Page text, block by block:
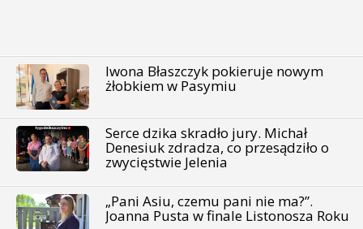
Iwona Błaszczyk pokieruje nowym
żłobkiem w Pasymiu
Serce dzika skradło jury. Michał
Denesiuk zdradza, co przesądziło o
zwycięstwie Jelenia
„Pani Asiu, czemu pani nie ma?”.
Joanna Pusta w finale Listonosza Roku